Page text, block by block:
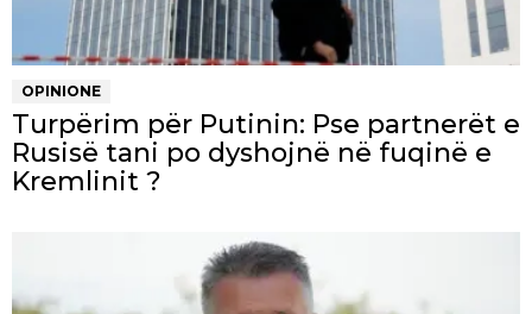
OPINIONE
Turpërim për Putinin: Pse partnerët e
Rusisë tani po dyshojnë në fuqinë e
Kremlinit ?